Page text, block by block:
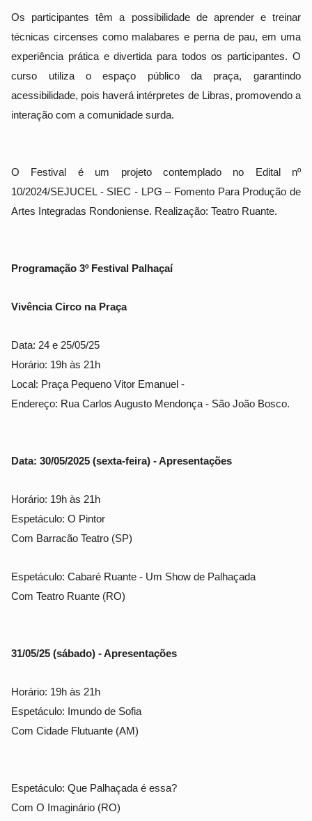
Os participantes têm a possibilidade de aprender e treinar
técnicas circenses como malabares e perna de pau, em uma
experiência prática e divertida para todos os participantes. O
curso utiliza o espaço público da praça, garantindo
acessibilidade, pois haverá intérpretes de Libras, promovendo a
interação com a comunidade surda.
O Festival é um projeto contemplado no Edital nº
10/2024/SEJUCEL - SIEC - LPG – Fomento Para Produção de
Artes Integradas Rondoniense. Realização: Teatro Ruante.
Programação 3º Festival Palhaçaí
Vivência Circo na Praça
Data: 24 e 25/05/25
Horário: 19h às 21h
Local: Praça Pequeno Vitor Emanuel -
Endereço: Rua Carlos Augusto Mendonça - São João Bosco.
Data: 30/05/2025 (sexta-feira) - Apresentações
Horário: 19h às 21h
Espetáculo: O Pintor
Com Barracão Teatro (SP)
Espetáculo: Cabaré Ruante - Um Show de Palhaçada
Com Teatro Ruante (RO)
31/05/25 (sábado) - Apresentações
Horário: 19h às 21h
Espetáculo: Imundo de Sofia
Com Cidade Flutuante (AM)
Espetáculo: Que Palhaçada é essa?
Com O Imaginário (RO)